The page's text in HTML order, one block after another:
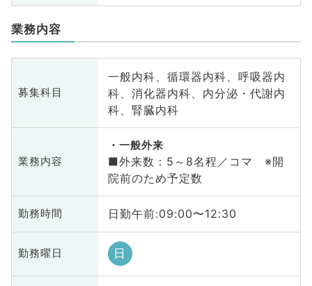
業務内容
募集科目
一般内科、循環器内科、呼吸器内
科、消化器内科、内分泌・代謝内
科、腎臓内科
業務内容
一般外来
■外来数：5～8名程／コマ ※開
院前のため予定数
勤務時間 日勤午前:09:00〜12:30
勤務曜日 日